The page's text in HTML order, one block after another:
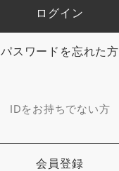
パスワードを忘れた方
IDをお持ちでない方
会員登録